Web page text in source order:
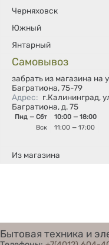
Черняховск
Южный
Янтарный
Самовывоз
забрать из магазина на
Багратиона, 75-79
Адрес: г.Калининград,
Багратиона, д. 75
Пнд — Сбт
10:00 — 18:00
Вск
11:00 — 17:00
Из магазина
Бытовая техника и